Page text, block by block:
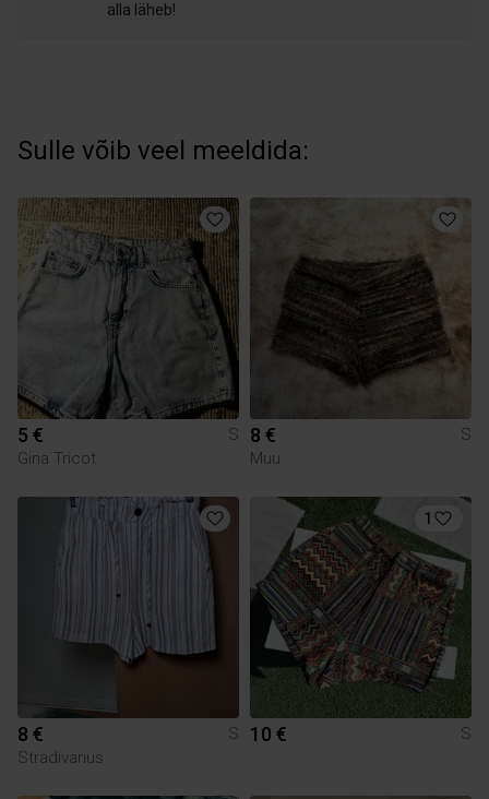
alla läheb!
Sulle võib veel meeldida:
5 €
S
Gina Tricot
8 €
S
Muu
8 €
S
Stradivarius
1
10 € S